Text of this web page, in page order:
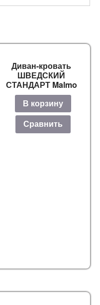
Диван-кровать
ШВЕДСКИЙ
СТАНДАРТ Malmo
В корзину
Сравнить